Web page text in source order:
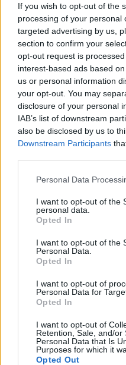
If you wish to opt-out of the
processing of your personal
targeted advertising by us,
section to confirm your
opt-out request is
interest-based ads based
us or personal information
your opt-out. You may
disclosure of your personal
IAB’s list of downstream
also be disclosed by us to
Downstream Participants
Please note that this
not limited to your visit or
grant or deny consent to
use your data for below
consent section.
Personal Data
I want to opt-out of the
personal data.
Opted In
I want to opt-out of the
Personal Data.
Opted In
I want to opt-out of
Personal Data for
Opted In
I want to opt-out of
Retention, Sale, and/or
Personal Data that Is
Purposes for which it
Opted Out
Ο Κώστας Κέκης
επαγγελματίας
αντικείμενό του.
ευσυνείδητος
ελληνική
αποχαιρετά τον
οικείους του.